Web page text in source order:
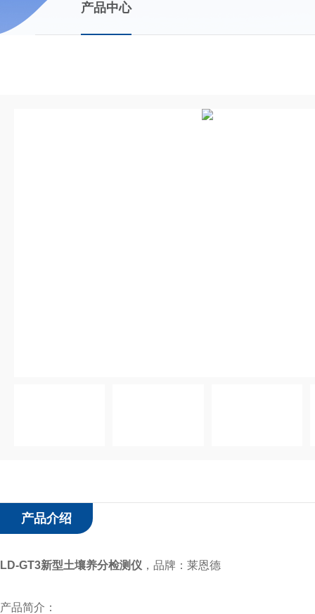
产品中心
产品介绍
LD-GT3新型土壤养分检测仪 ， 品牌：莱恩德
产品简介：